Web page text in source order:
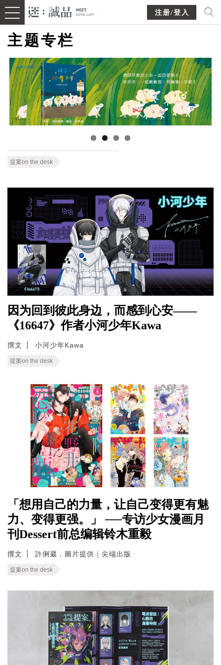
注册/登入
主题专栏
提案on the desk
因为回到彼此身边，而感到心安——
《16647》作者小河少年Kawa
撰文 小河少年Kawa
提案on the desk
「想用自己的力量，让自己变得更有魅
力、变得更强。」 ──专访少女漫画月
刊Dessert前总编辑铃木重毅
撰文 許俐葳．圖片提供｜尖端出版
提案on the desk